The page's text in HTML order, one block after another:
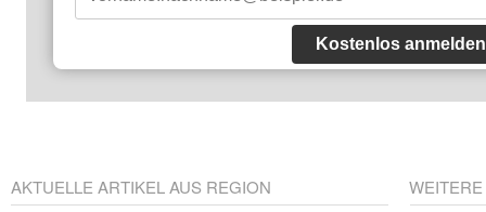
Kostenlos anmelden
AKTUELLE ARTIKEL AUS REGION